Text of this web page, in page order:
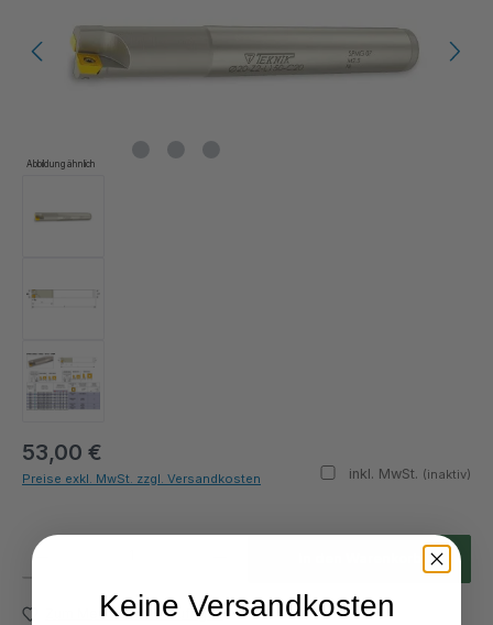
Abbildung ähnlich
53,00 €
inkl. MwSt. (inaktiv)
Preise exkl. MwSt. zzgl. Versandkosten
Produkt Anzahl: Gib den gewünschten Wert ein oder benutze die Schaltflächen um die
Zum Merkzettel hinzufügen
Keine Versandkosten